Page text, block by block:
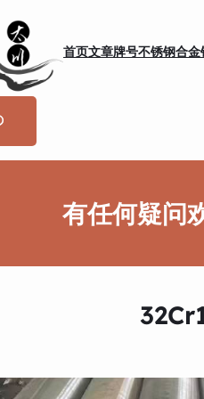
首页文章牌号不锈钢合金
有任何疑问